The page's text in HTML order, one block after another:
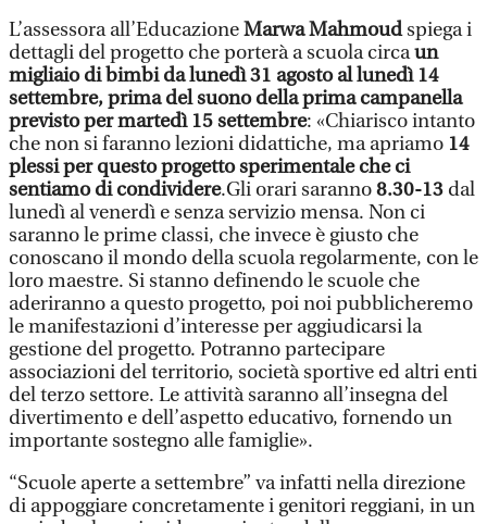
L’assessora all’EducazioneMarwa Mahmoudspiega i
dettagli del progetto che porterà a scuola circaun
migliaio di bimbi da lunedì 31 agosto al lunedì 14
settembre, prima del suono della prima campanella
previsto per martedì 15 settembre: «Chiarisco intanto
che non si faranno lezioni didattiche, ma apriamo 14
plessi per questo progetto sperimentale che ci
sentiamo di condividere.Gli orari saranno8.30-13 dal
lunedì al venerdì e senza servizio mensa. Non ci
saranno le prime classi, che invece è giusto che
conoscano il mondo della scuola regolarmente, con le
loro maestre. Si stanno definendo le scuole che
aderiranno a questo progetto, poi noi pubblicheremo
le manifestazioni d’interesse per aggiudicarsi la
gestione del progetto. Potranno partecipare
associazioni del territorio, società sportive ed altri enti
del terzo settore. Le attività saranno all’insegna del
divertimento e dell’aspetto educativo, fornendo un
importante sostegno alle famiglie».
“Scuole aperte a settembre” va infatti nella direzione
di appoggiare concretamente i genitori reggiani, in un